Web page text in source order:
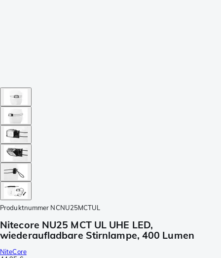
Produktnummer NCNU25MCTUL
Nitecore NU25 MCT UL UHE LED,
wiederaufladbare Stirnlampe, 400 Lumen
NiteCore